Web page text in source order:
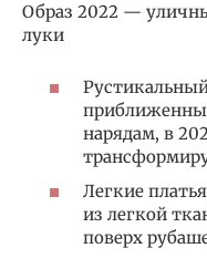
Образ 2022 —
луки
нарядам, в
Легкие
из легкой
поверх